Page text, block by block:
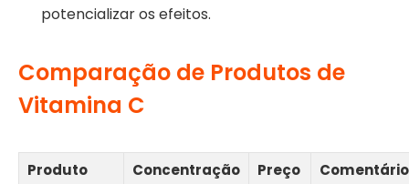
potencializar os efeitos.
Comparação de Produtos de
Vitamina C
Produto Concentração
Preço